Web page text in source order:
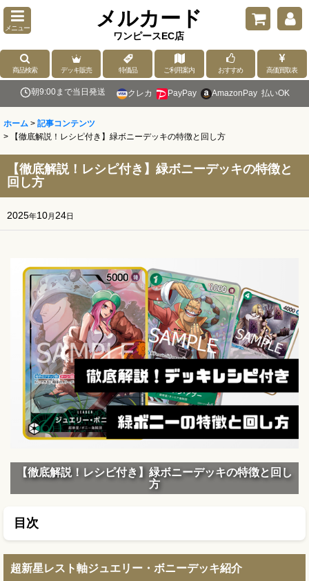
メニュー メルカード
ワンピースEC店
商品検索 デッキ販売 特価品 ご利用案内 おすすめ 高価買取表
朝9:00まで当日発送 クレカ PayPay AmazonPay 払いOK
ホーム > 記事コンテンツ
>
【徹底解説！レシピ付き】緑ボニーデッキの特徴と回し方
【徹底解説！レシピ付き】緑ボニーデッキの特徴と
回し方
2025年10月 24日
【徹底解説！レシピ付き】緑ボニーデッキの特徴と回し
方
目次
超新星レスト軸ジュエリー・ボニーデッキ紹介